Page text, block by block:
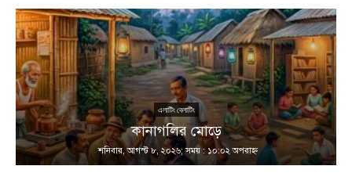
এলাটিং বেলাটিং
কানাগলির মোড়ে
শনিবার, আগস্ট ৮, ২০২৬; সময় : ১০:০২ অপরাহ্ণ